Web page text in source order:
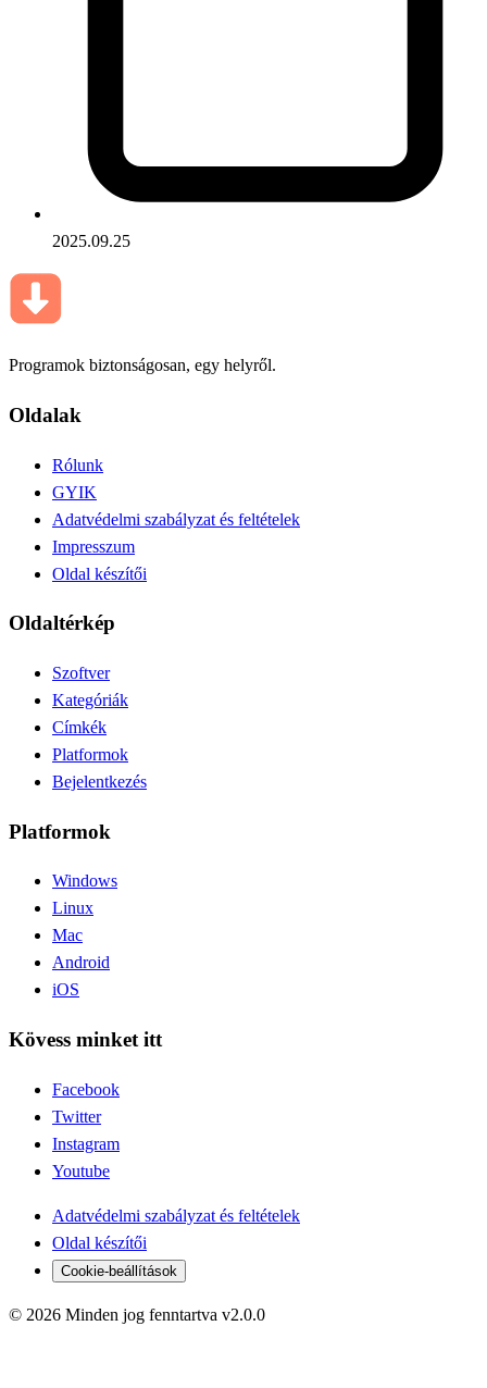
2025.09.25
Programok biztonságosan, egy helyről.
Oldalak
Rólunk
GYIK
Adatvédelmi szabályzat és feltételek
Impresszum
Oldal készítői
Oldaltérkép
Szoftver
Kategóriák
Címkék
Platformok
Bejelentkezés
Platformok
Windows
Linux
Mac
Android
iOS
Kövess minket itt
Facebook
Twitter
Instagram
Youtube
Adatvédelmi szabályzat és feltételek
Oldal készítői
Cookie-beállítások
© 2026 Minden jog fenntartva v2.0.0